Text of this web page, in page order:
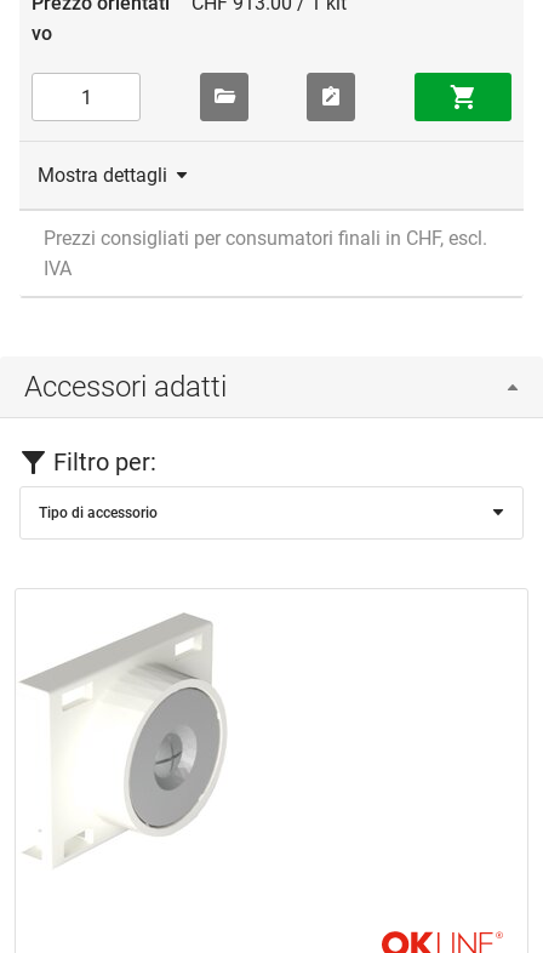
Mostra dettagli
Prezzi consigliati per consumatori finali in CHF, escl.
IVA
Accessori adatti
Filtro per:
Tipo di accessorio